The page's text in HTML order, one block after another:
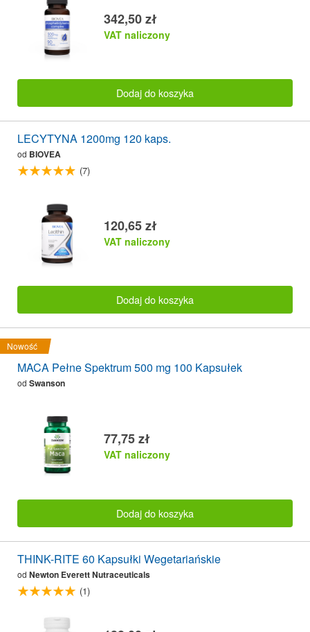
342,50 zł
VAT naliczony
Dodaj do koszyka
LECYTYNA 1200mg 120 kaps.
od BIOVEA
(7)
120,65 zł
VAT naliczony
Dodaj do koszyka
Nowość
MACA Pełne Spektrum 500 mg 100 Kapsułek
od Swanson
77,75 zł
VAT naliczony
Dodaj do koszyka
THINK-RITE 60 Kapsułki Wegetariańskie
od Newton Everett Nutraceuticals
(1)